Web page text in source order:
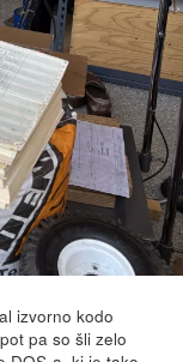
izvorno kodo
pa so šli zelo